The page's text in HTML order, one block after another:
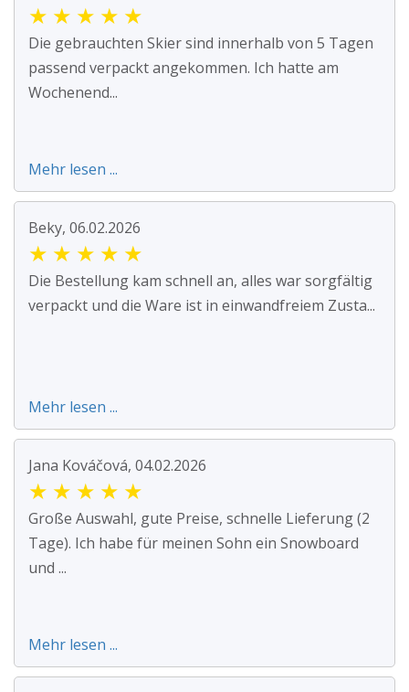
★ ★ ★ ★ ★
Die gebrauchten Skier sind innerhalb von 5 Tagen
passend verpackt angekommen. Ich hatte am
Wochenend...
Mehr lesen ...
Beky, 06.02.2026
★ ★ ★ ★ ★
Die Bestellung kam schnell an, alles war sorgfältig
verpackt und die Ware ist in einwandfreiem Zusta...
Mehr lesen ...
Jana Kováčová, 04.02.2026
★ ★ ★ ★ ★
Große Auswahl, gute Preise, schnelle Lieferung (2
Tage). Ich habe für meinen Sohn ein Snowboard
und ...
Mehr lesen ...